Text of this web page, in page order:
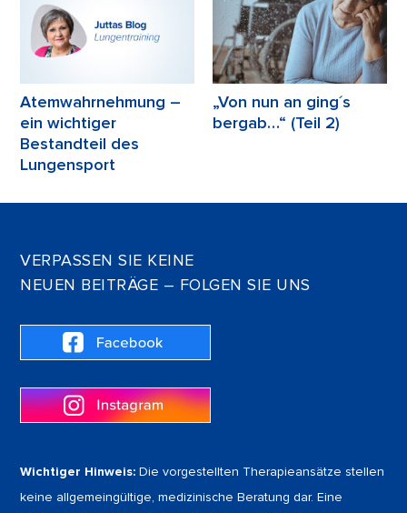
Atemwahrnehmung –
ein wichtiger
Bestandteil des
Lungensport
„Von nun an ging´s
bergab…“ (Teil 2)
VERPASSEN SIE KEINE
NEUEN BEITRÄGE – FOLGEN SIE UNS
Wichtiger Hinweis: Die vorgestellten Therapieansätze stellen
keine allgemeingültige, medizinische Beratung dar. Eine